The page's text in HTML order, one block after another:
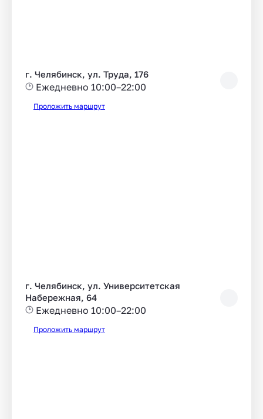
г. Челябинск, ул. Труда, 176
Ежедневно 10:00–22:00
Проложить маршрут
г. Челябинск, ул. Университетская
Набережная, 64
Ежедневно 10:00–22:00
Проложить маршрут